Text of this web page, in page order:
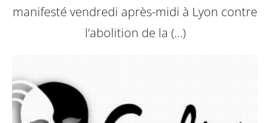
manifesté vendredi après-midi à Lyon contre
l’abolition de la (…)